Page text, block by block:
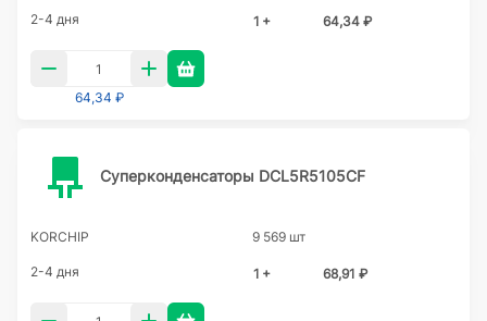
2-4 дня 1 + 64,34 ₽
64,34 ₽
Суперконденсаторы DCL5R5105CF
KORCHIP 9 569 шт
2-4 дня 1 + 68,91 ₽